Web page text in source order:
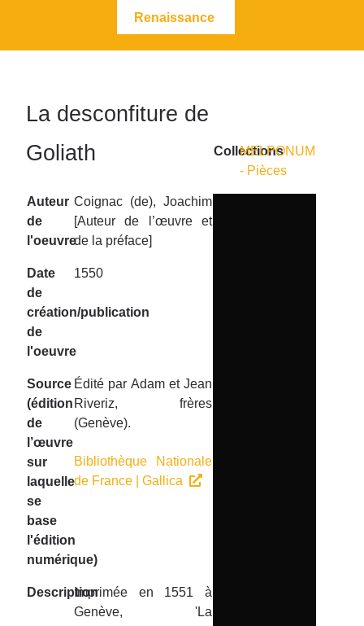
Renaissance
La desconfiture de
Goliath
Auteur
de
l'oeuvre
Coignac (de), Joachim
[Auteur de l’œuvre et
de la préface]
Date
de
création/publication
de
l'oeuvre
1550
Source
(édition
de
l’œuvre
sur
laquelle
se
base
l'édition
numérique)
Édité par Adam et Jean
Riveriz, frères
(Genève).
Bibliothèque Nationale
de France | Gallica
DescriptionImprimée en 1551 à
Genève, 'La
Collections
MELPONUM
- Pièces